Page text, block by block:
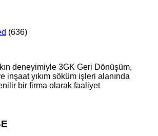
(636)
deneyimiyle 3GK Geri Dönüşüm,
inşaat yıkım söküm işleri alanında
bir firma olarak faaliyet